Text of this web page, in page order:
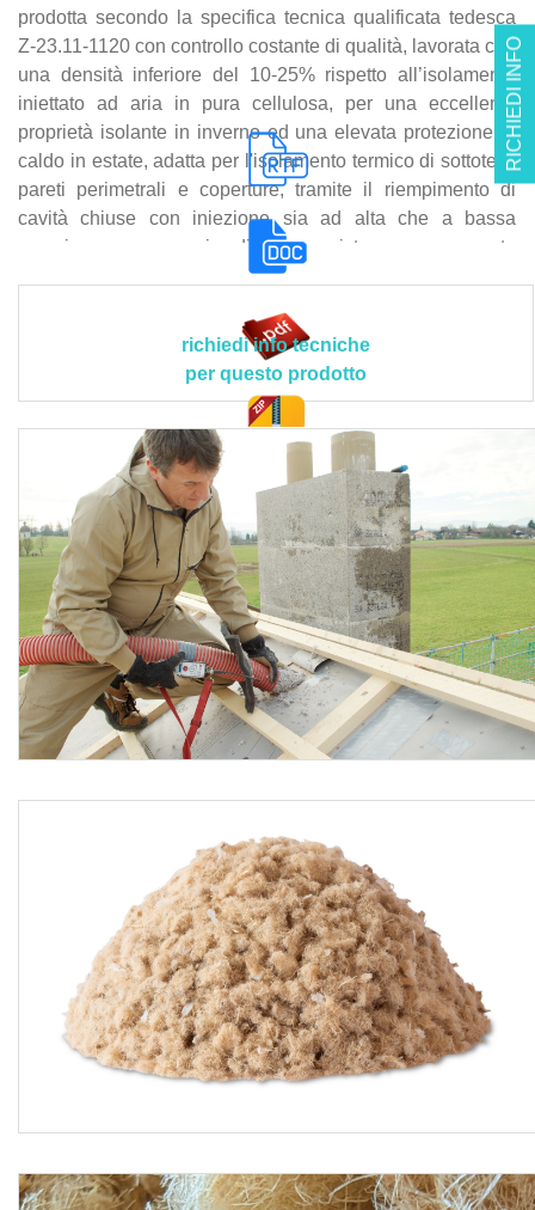
RICHIEDI INFO
prodotta secondo la specifica tecnica qualificata tedesca
Z-23.11-1120 con controllo costante di qualità, lavorata con
una densità inferiore del 10-25% rispetto all’isolamento
iniettato ad aria in pura cellulosa, per una eccellente
proprietà isolante in inverno ed una elevata protezione al
caldo in estate, adatta per l'isolamento termico di sottotetti,
pareti perimetrali e coperture, tramite il riempimento di
cavità chiuse con iniezione sia ad alta che a bassa
pressione, a garanzia di una resistenza permanente
all’assestamento anche con elevati spessori di isolamento
Il prodotto deve avere le seguenti caratteristiche tecnico-
prestazionali ed applicative peculiari > materiali presenti:
fibra di legno, fiocchi di cellulosa, ritardante di fiamma;
conducibilità termica dichiarata: λD 0,039 W/mK; classe di
reazione al fuoco: E (UNI EN 13501-1); densità
consigliata: ca. 32 kg/m³ (insufflaggio aperto ultimo piano),
ca. 42 - 60 kg/m³ (insufflaggio in cavità per copertura,
parete e solaio); fattore di resistenza alla diffusione del
vapore acqueo µ: 1-3 (EN 12086); calore specifico: 2.100
J/kgK (EN 10456); campi d'impiego: coibentazione di
intercapedini in loco, prefabbricazione di moduli per pareti
e solai a riempimento, risanamento di solai e pavimenti.
Le lavorazioni devono attenersi scrupolosamente al
progetto esecutivo e alle disposizioni tecniche del Direttore
dei Lavori o della Committenza, conformandosi nella loro
realizzazione, a tutte le prescrizioni contenute
massetto di sottofondo con relativo strato di separazione in
polietilene nel caso di posa su solai pedonabili, il calcolo
termo-igrometrico dinamico relativo alla stratigrafia
esecutiva per evitare la formazione di eventuali condense
interstiziali, mentre s'intendono compresi nel prezzo il
trasporto dei materiali a piè d'opera, gli sfridi, il sopralluogo
preventivo per la valutazione delle condizioni dell'area da
isolare, la pulizia della superficie da coibentare, il controllo
che l'eventuale supporto di posa sia stagionato, asciutto,
compromettano l'efficacia prestazionale, il controllo delle
qualità, la presentazione dei campioni richiesti dalla
richiedi info tecniche
per questo prodotto